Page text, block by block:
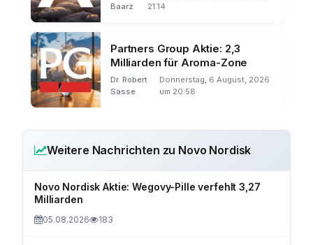
Baarz
21:14
Partners Group Aktie: 2,3
Milliarden für Aroma-Zone
Dr. Robert
Sasse
Donnerstag, 6 August, 2026
um 20:58
Weitere Nachrichten zu Novo Nordisk
Novo Nordisk Aktie: Wegovy-Pille verfehlt 3,27
Milliarden
05.08.2026 183